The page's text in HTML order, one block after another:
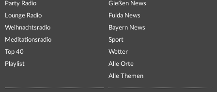
Party Radio
Lounge Radio
Weihnachtsradio
Meditationsradio
Top 40
Playlist
Gießen News
Fulda News
Bayern News
Sport
Wetter
Alle Orte
Alle Themen